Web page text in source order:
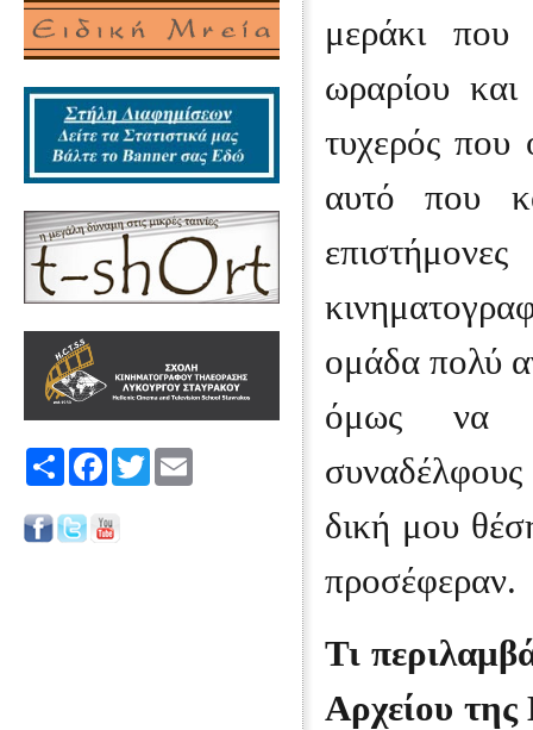
Share FacebookTwitter
μεράκι που
ωραρίου
τυχερός που
αυτό που
ομάδα πολύ
όμως να
δική μου
προσέφεραν.
Τι
Αρχείου